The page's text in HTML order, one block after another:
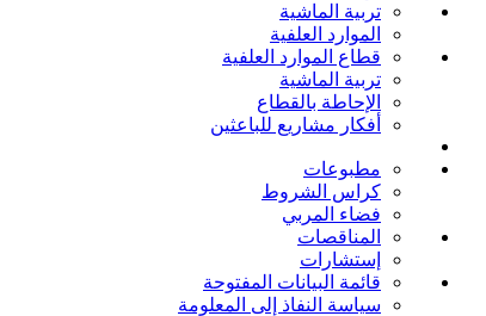
تربية الماشية
الموارد العلفية
قطاع الموارد العلفية
تربية الماشية
الإحاطة بالقطاع
أفكار مشاريع للباعثين
مطبوعات
كراس الشروط
فضاء المربي
المناقصات
إستشارات
قائمة البيانات المفتوحة
سياسة النفاذ إلى المعلومة